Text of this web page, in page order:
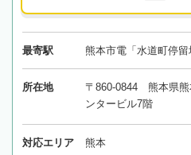
最寄駅 熊本市電「水道町停
所在地
〒860-0844 熊本県熊
ンタービル7階
対応エリア 熊本